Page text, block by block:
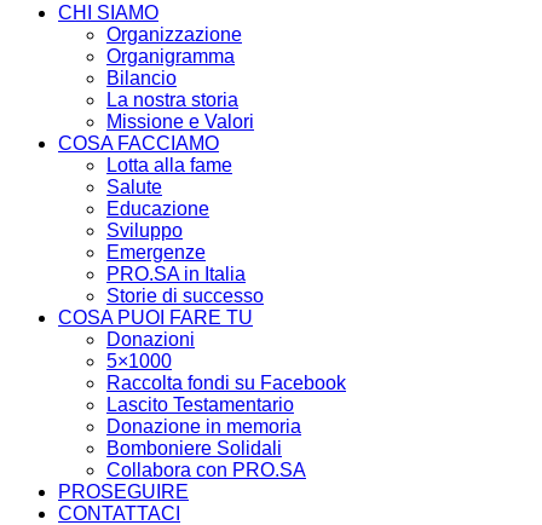
CHI SIAMO
Organizzazione
Organigramma
Bilancio
La nostra storia
Missione e Valori
COSA FACCIAMO
Lotta alla fame
Salute
Educazione
Sviluppo
Emergenze
PRO.SA in Italia
Storie di successo
COSA PUOI FARE TU
Donazioni
5×1000
Raccolta fondi su Facebook
Lascito Testamentario
Donazione in memoria
Bomboniere Solidali
Collabora con PRO.SA
PROSEGUIRE
CONTATTACI